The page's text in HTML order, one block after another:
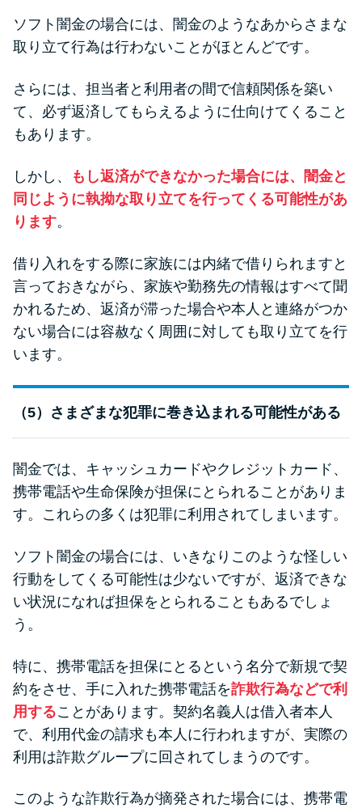
ソフト闇金の場合には、闇金のようなあからさまな
取り立て行為は行わないことがほとんどです。
さらには、担当者と利用者の間で信頼関係を築い
て、必ず返済してもらえるように仕向けてくること
もあります。
しかし、
もし返済ができなかった場合には、闇金と
同じように執拗な取り立てを行ってくる可能性があ
ります。
借り入れをする際に家族には内緒で借りられますと
言っておきながら、家族や勤務先の情報はすべて聞
かれるため、返済が滞った場合や本人と連絡がつか
ない場合には容赦なく周囲に対しても取り立てを行
います。
（5）さまざまな犯罪に巻き込まれる可能性がある
闇金では、キャッシュカードやクレジットカード、
携帯電話や生命保険が担保にとられることがありま
す。これらの多くは犯罪に利用されてしまいます。
ソフト闇金の場合には、いきなりこのような怪しい
行動をしてくる可能性は少ないですが、返済できな
い状況になれば担保をとられることもあるでしょ
う。
特に、携帯電話を担保にとるという名分で新規で契
約をさせ、手に入れた携帯電話を詐欺行為などで利
用することがあります。契約名義人は借入者本人
で、利用代金の請求も本人に行われますが、実際の
利用は詐欺グループに回されてしまうのです。
このような詐欺行為が摘発された場合には、携帯電